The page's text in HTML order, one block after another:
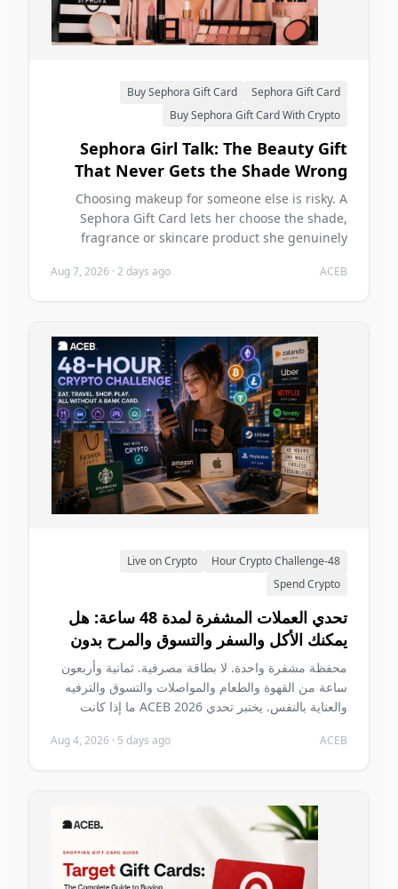
Sephora Gift Card
Buy Sephora Gift Card
Buy Sephora Gift Card With Crypto
Sephora Girl Talk: The Beauty Gift
That Never Gets the Shade Wrong
Choosing makeup for someone else is risky. A
Sephora Gift Card lets her choose the shade,
fragrance or skincare product she genuinely
ACEB
Aug 7, 2026·2 days ago
Live on Crypto
Spend Crypto
تحدي العملات المشفرة لمدة 48 ساعة: هل
يمكنك الأكل والسفر والتسوق والمرح بدون
بطاقة مصرفية في 2026؟
محفظة مشفرة واحدة. لا بطاقة مصرفية. ثمانية وأربعون
ساعة من القهوة والطعام والمواصلات والتسوق والترفيه
والعناية بالنفس. يختبر تحدي ACEB 2026 ما إذا كانت
المشكلة الأساسية في هذين اليومين.
ACEB
Aug 4, 2026·5 days ago